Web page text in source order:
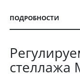
ПОДРОБНОСТИ
стеллажа